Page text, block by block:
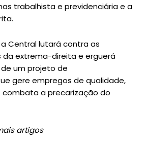
trabalhista e previdenciária e a
Central lutará contra as
extrema-direita e erguerá
um projeto de
gere empregos de qualidade,
combata a precarização do
artigos